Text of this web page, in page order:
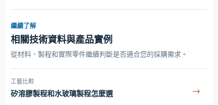
繼續了解
相關技術資料與產品實例
從材料、製程和實際零件繼續判斷是否適合您的採購需求。
工藝比較
矽溶膠製程和水玻璃製程怎麼選 →